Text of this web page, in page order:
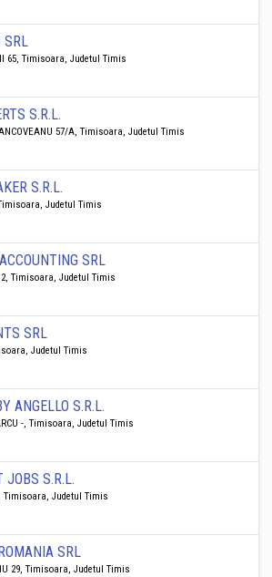
SRL
65, Timisoara, Judetul Timis
S.R.L.
57/A, Timisoara, Judetul Timis
S.R.L.
Judetul Timis
SRL
2, Timisoara, Judetul Timis
SRL
Judetul Timis
ANGELLO S.R.L.
-, Timisoara, Judetul Timis
JOBS S.R.L.
Timisoara, Judetul Timis
SRL
29, Timisoara, Judetul Timis